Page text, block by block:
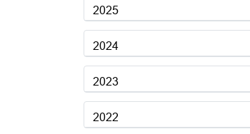
2025
2024
2023
2022